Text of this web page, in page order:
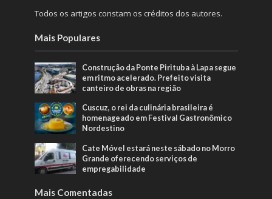
Todos os artigos constam os créditos dos autores.
Mais Populares
Construção da Ponte Pirituba à Lapa segue
em ritmo acelerado. Prefeito visita
canteiro de obras na região
Cuscuz, o rei da culinária brasileira é
homenageado em Festival Gastronômico
Nordestino
Cate Móvel estará neste sábado no Morro
Grande oferecendo serviços de
empregabilidade
Mais Comentadas